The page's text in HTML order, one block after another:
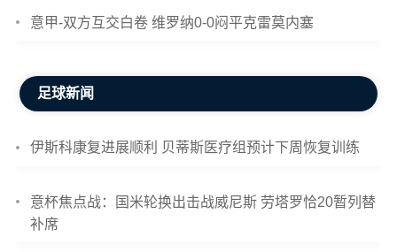
意甲-双方互交白卷 维罗纳0-0闷平克雷莫内塞
足球新闻
伊斯科康复进展顺利 贝蒂斯医疗组预计下周恢复训练
意杯焦点战：国米轮换出击战威尼斯 劳塔罗恰20暂列替
补席